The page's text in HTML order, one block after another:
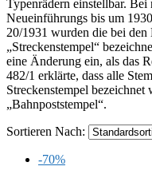
Typenrädern einstellbar. Bei
Neueinführungs bis um
20/1931 wurden die bei den
„Streckenstempel“
eine Änderung ein, als das
482/1 erklärte, dass alle
Streckenstempel
„Bahnpoststempel“.
Sortieren Nach:
-70%